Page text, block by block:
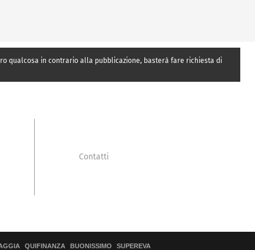
qualcosa in contrario alla pubblicazione, basterà fare richiesta di
Contatti
QUIFINANZA BUONISSIMO SUPEREVA